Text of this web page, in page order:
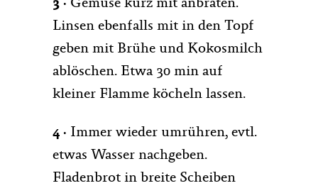
3 · Gemüse kurz mit anbraten.
Linsen ebenfalls mit in den Topf
geben mit Brühe und Kokosmilch
ablöschen. Etwa 30 min auf
kleiner Flamme köcheln lassen.
4 · Immer wieder umrühren, evtl.
etwas Wasser nachgeben.
Fladenbrot in breite Scheiben